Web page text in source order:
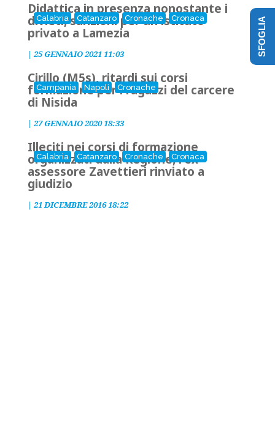
Calabria Catanzaro Cronache Cronaca
Didattica in presenza nonostante i
divieti, sanzioni per un istituto
privato a Lamezia
| 25 GENNAIO 2021 11:03
Campania Napoli Cronache
Cirillo (M5s), ritardi sui corsi
formazione per i ragazzi del carcere
di Nisida
| 27 GENNAIO 2020 18:33
Calabria Catanzaro Cronache Cronaca
Illeciti nei corsi di formazione
organizzati dalla Regione, l'ex
assessore Zavettieri rinviato a
giudizio
| 21 DICEMBRE 2016 18:22
SFOGLIA